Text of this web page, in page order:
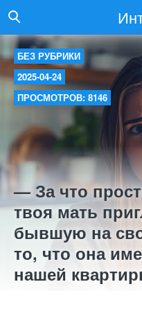
БЕЗ РУБРИКИ
2025-04-24
ПРОСМОТРОВ: 8146
— За что
твоя мать
бывшую на
то, что она
нашей